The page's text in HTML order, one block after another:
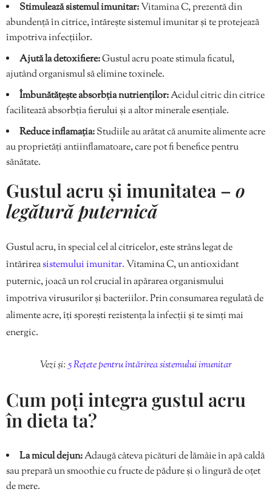
Stimulează sistemul imunitar:Vitamina C, prezentă din
abundență în citrice, întărește sistemul imunitar și te protejează
împotriva infecțiilor.
Ajută la detoxifiere:Gustul acru poate stimula ficatul,
ajutând organismul să elimine toxinele.
Îmbunătățește absorbția nutrienților:Acidul citric din citrice
facilitează absorbția fierului și a altor minerale esențiale.
Reduce inflamația:Studiile au arătat că anumite alimente acre
au proprietăți antiinflamatoare, care pot fi benefice pentru
sănătate.
Gustul acru și imunitatea – o
legătură puternică
Gustul acru, în special cel al citricelor, este strâns legat de
întărireasistemului imunitar.Vitamina C, un antioxidant
puternic, joacă un rol crucial în apărarea organismului
împotriva virusurilor și bacteriilor. Prin consumarea regulată de
alimente acre, îți sporești rezistența la infecții și te simți mai
energic.
Vezi și:5 Rețete pentru întărirea sistemului imunitar
Cum poți integra gustul acru
în dieta ta?
La micul dejun:Adaugă câteva picături de lămâie în apă caldă
sau prepară un smoothie cu fructe de pădure și o lingură de oțet
de mere.